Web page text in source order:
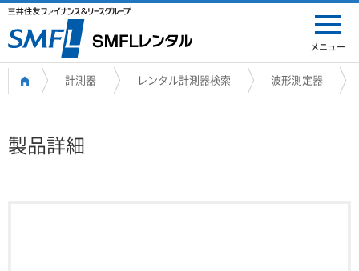
メニュー
計測器 レンタル計測器検索 波形測定器
製品詳細